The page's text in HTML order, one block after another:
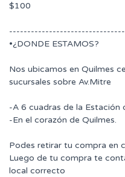
$100
•¿DONDE ESTAMOS?
Nos ubicamos en Quilmes
sucursales sobre Av.Mitre
-A 6 cuadras de la Estación
-En el corazón de Quilmes.
Podes retirar tu compra en
Luego de tu compra te
local correcto